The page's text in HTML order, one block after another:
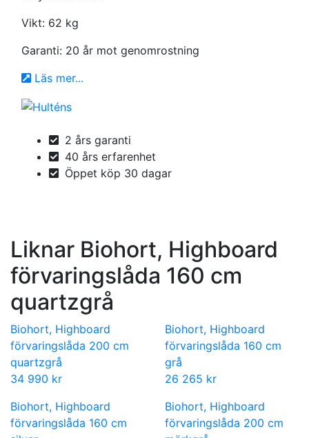
Vikt: 62 kg
Garanti: 20 år mot genomrostning
Läs mer...
2 års garanti
40 års erfarenhet
Öppet köp 30 dagar
Liknar Biohort, Highboard
förvaringslåda 160 cm
quartzgrå
Biohort, Highboard
förvaringslåda 200 cm
quartzgrå
34 990 kr
Biohort, Highboard
förvaringslåda 160 cm
grå
26 265 kr
Biohort, Highboard
förvaringslåda 160 cm
Biohort, Highboard
förvaringslåda 200 cm